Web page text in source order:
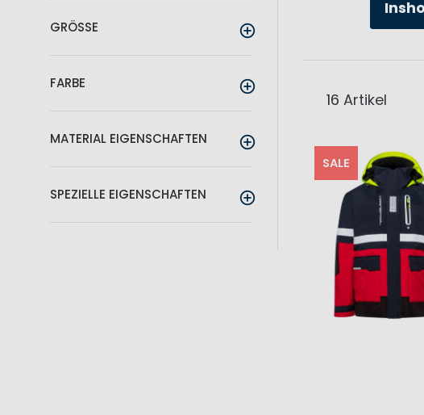
16 Artikel
SALE
GRÖSSE
FARBE
MATERIAL EIGENSCHAFTEN
SPEZIELLE EIGENSCHAFTEN